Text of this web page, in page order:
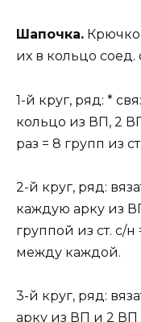
Шапочка.
их в кольцо соед.
1-й круг, ряд: *
кольцо из ВП, 2
раз = 8 групп из
2-й круг, ряд:
каждую арку из
группой из ст. с/н
между каждой.
3-й круг, ряд:
арку из ВП и 2 ВП